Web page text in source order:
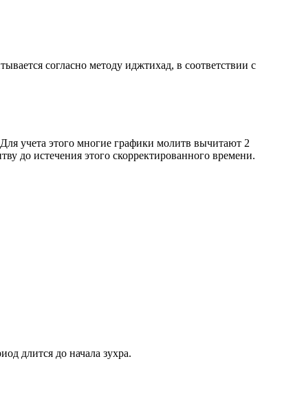
согласно методу иджтихад, в соответствии с
учета этого многие графики молитв вычитают 2
до истечения этого скорректированного времени.
длится до начала зухра.